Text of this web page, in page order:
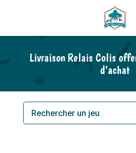
Livraison Relais Colis
d’achat